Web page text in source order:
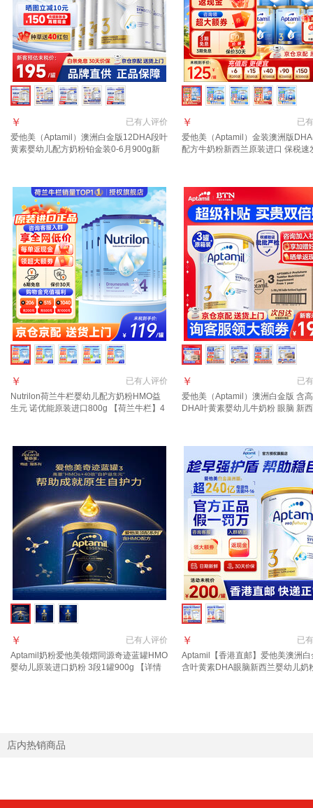
已有人评价
￥
爱他美（Aptamil）澳洲白金版12DHA段叶
黄素婴幼儿配方奶粉铂金装0-6月900g新
已有
￥
爱他美（Aptamil）金装澳洲版
配方牛奶粉新西兰原装进口 保税速
已有人评价
￥
Nutrilon荷兰牛栏婴幼儿配方奶粉HMO益
生元 诺优能原装进口800g 【荷兰牛栏】4
已有
￥
爱他美（Aptamil）澳洲白金版 含
DHA叶黄素婴幼儿牛奶粉 眼脑 新
已有人评价
￥
Aptamil奶粉爱他美领熠同源奇迹蓝罐HMO
婴幼儿原装进口奶粉 3段1罐900g 【详情
已有
￥
Aptamil【香港直邮】爱他美澳洲白
含叶黄素DHA眼脑新西兰婴幼儿奶
店内热销商品